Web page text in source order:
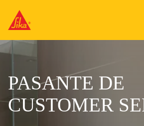
PASANTE DE
CUSTOMER